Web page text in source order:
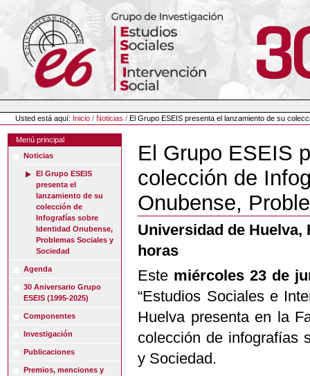
contenido.
navegación
Herramientas
Personales
Usted está aquí: Inicio /Noticias /El Grupo ESEIS presenta el lanzamiento de su
Menú principal
Noticias
El Grupo ESEIS
presenta el
lanzamiento de su
colección de
Infografías sobre
Identidad Onubense,
Problemas Sociales y
Sociedad
Agenda
30 Aniversario Grupo
ESEIS (1995-2025)
Componentes
Investigación
Publicaciones
Premios, menciones y
El Grupo ESEIS
colección de
Onubense,
Universidad de Huelva,
horas
Este miércoles 23 de
“Estudios Sociales e
Huelva presenta en la
colección de infografías
y Sociedad.